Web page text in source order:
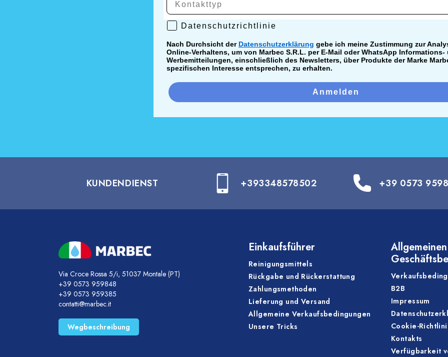
Datenschutzrichtlinie
Datenschutzrichtlinie
Nach Durchsicht der Datenschutzerklärung gebe ich meine Zustimmung zur
Online-Verhaltens, um von Marbec S.R.L. per E-Mail oder WhatsApp Informations-
Werbemitteilungen, einschließlich des Newsletters, über Produkte der Marke
spezifischen Interesse entsprechen, zu erhalten.
Anmelden
KUNDENDIENST +393348578502 +39 0573
Via Croce Rossa 5/i, 51037 Montale (PT)
+39 0573 959848
+39 0573 959385
contatti@marbec.it
Wegbeschreibung
Einkaufsführer
Reinigungsmittels
Rückgabe und Rückerstattung
Zahlungsmethoden
Lieferung und Versand
Allgemeine Verkaufsbedingungen
Unsere Tricks
Allgemeinen
B2B
Impressum
Cookie-
Kontakts
Verfügbarkeit